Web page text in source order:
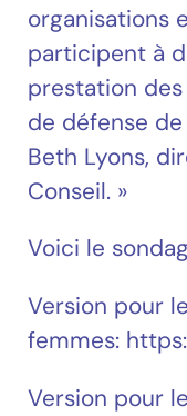
organisations
participent à
prestation
de défense
Beth Lyons,
Conseil. »
Voici le
Version pour
femmes:
Version pour